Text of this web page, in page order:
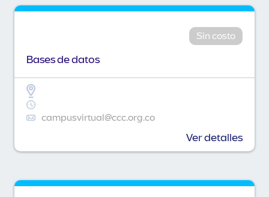
Sin costo
Bases de datos
campusvirtual@ccc.org.co
Ver detalles